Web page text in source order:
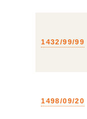
1432/99/99
1498/09/20